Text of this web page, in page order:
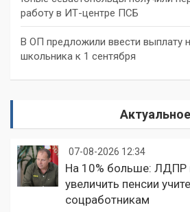
работу в ИТ-центре ПСБ
В ОП предложили ввести выплату
школьника к 1 сентября
Актуальное
07-08-2026 12:34
На 10% больше: ЛДПР
увеличить пенсии
соцработникам